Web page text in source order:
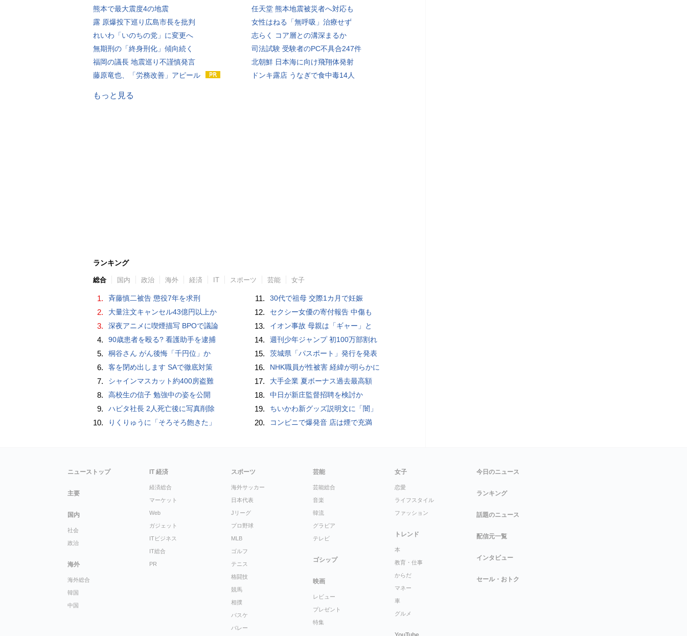
熊本で最大震度4の地震
露 原爆投下巡り広島市長を批判
れいわ「いのちの党」に変更へ
無期刑の「終身刑化」傾向続く
福岡の議長 地震巡り不謹慎発言
藤原竜也、「労務改善」アピール
任天堂 熊本地震被災者へ対応も
女性はねる「無呼吸」治療せず
志らく コア層との溝深まるか
司法試験 受験者のPC不具合247件
北朝鮮 日本海に向け飛翔体発射
ドンキ露店 うなぎで食中毒14人
もっと見る
ランキング
総合 国内 政治 海外 経済 IT スポーツ 芸能 女子
1. 斉藤慎二被告 懲役7年を求刑
2. 大量注文キャンセル43億円以上か
3. 深夜アニメに喫煙描写 BPOで議論
4. 90歳患者を殴る? 看護助手を逮捕
5. 桐谷さん がん後悔「千円位」か
6. 客を閉め出します SAで徹底対策
7. シャインマスカット約400房盗難
8. 高校生の信子 勉強中の姿を公開
9. ハビタ社長 2人死亡後に写真削除
10. りくりゅうに「そろそろ飽きた」
11. 30代で祖母 交際1カ月で妊娠
12. セクシー女優の寄付報告 中傷も
13. イオン事故 母親は「ギャー」と
14. 週刊少年ジャンプ 初100万部割れ
15. 茨城県「パスポート」発行を発表
16. NHK職員が性被害 経緯が明らかに
17. 大手企業 夏ボーナス過去最高額
18. 中日が新庄監督招聘を検討か
19. ちいかわ新グッズ説明文に「闇」
20. コンビニで爆発音 店は煙で充満
ニューストップ
主要
国内
社会
政治
海外
海外総合
韓国
中国
IT 経済
経済総合
マーケット
Web
ガジェット
ITビジネス
IT総合
PR
スポーツ
海外サッカー
日本代表
Jリーグ
プロ野球
MLB
ゴルフ
テニス
格闘技
競馬
相撲
バスケ
バレー
芸能
芸能総合
音楽
韓流
グラビア
テレビ
ゴシップ
映画
レビュー
プレゼント
特集
女子
恋愛
ライフスタイル
ファッション
トレンド
本
教育・仕事
からだ
マネー
車
グルメ
今日のニュース
ランキング
話題のニュース
配信元一覧
インタビュー
セール・おトク